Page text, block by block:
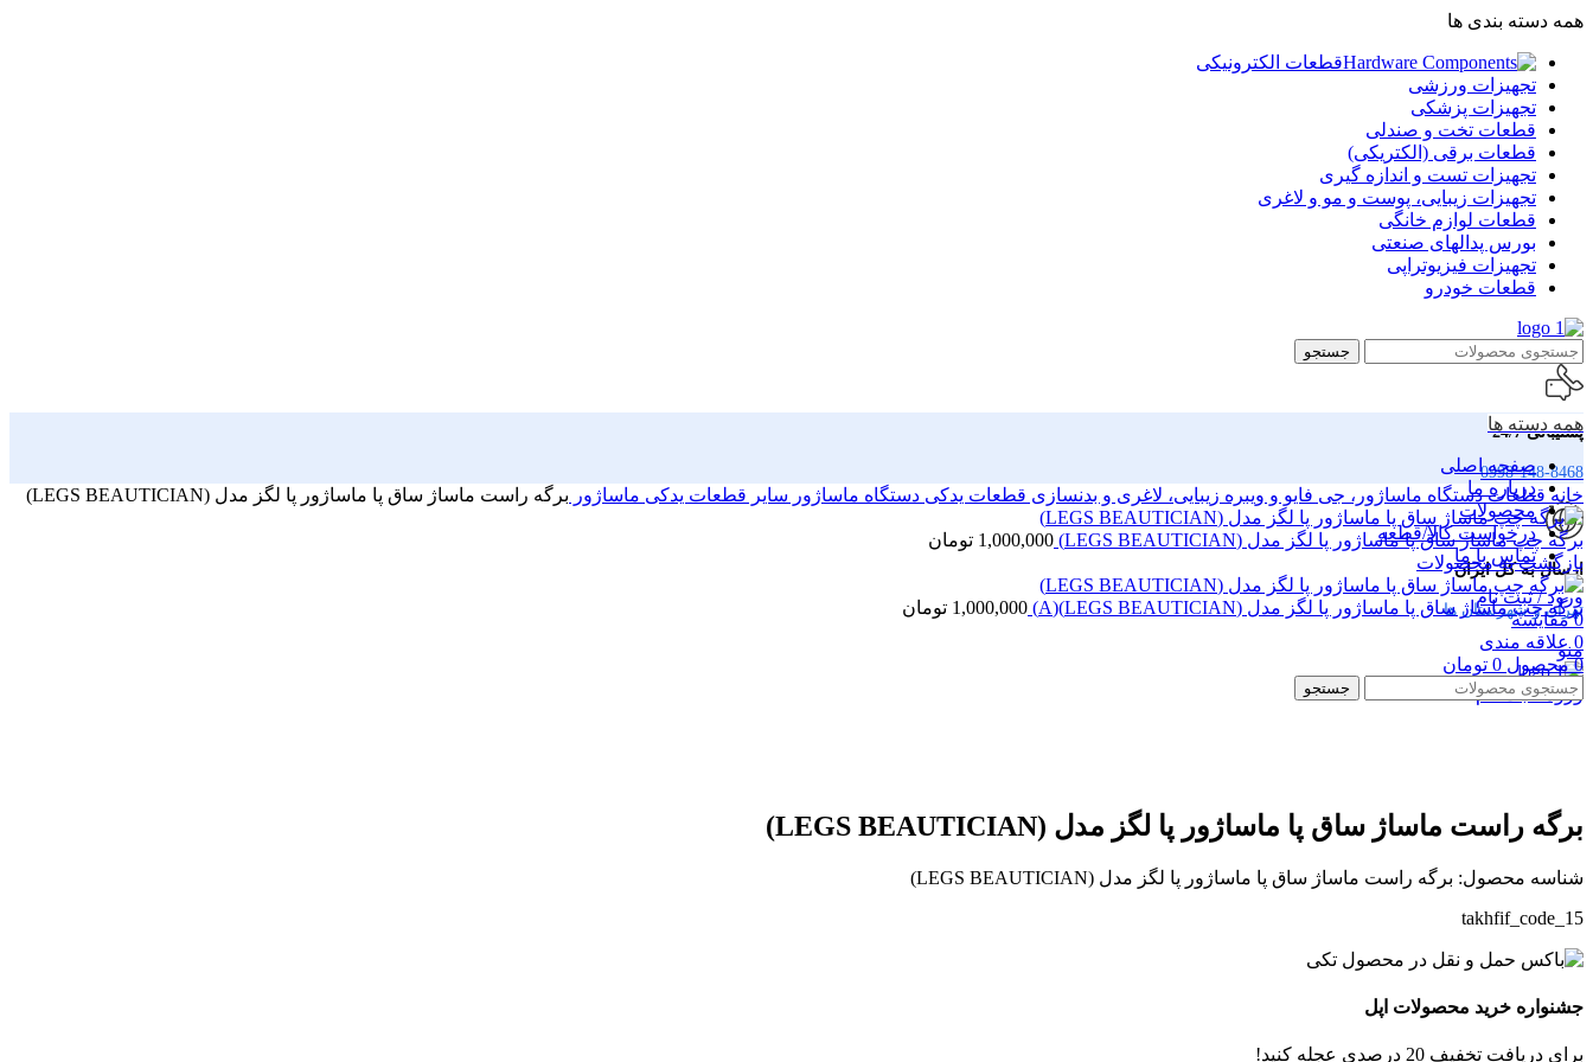
همه دسته بندی ها
قطعات الکترونیکی
تجهیزات ورزشی
تجهیزات پزشکی
قطعات تخت و صندلی
قطعات برقی (الکتریکی)
تجهیزات تست و اندازه گیری
تجهیزات زیبایی، پوست و مو و لاغری
قطعات لوازم خانگی
بورس پدالهای صنعتی
تجهیزات فیزیوتراپی
قطعات خودرو
جستجو
پشتیبانی 24/7
0998-148-8468
ارسال به کل ایران
تهران و شهرستان ها
منو
ورود / ثبت نام
همه دسته ها
صفحه اصلی
درباره ما
محصولات
درخواست کالا/قطعه
تماس با ما
ورود / ثبت نام
0 مقایسه
0 علاقه مندی
0 محصول 0 تومان
جستجو
خانه قطعات دستگاه ماساژور، جی فایو و ویبره زیبایی، لاغری و بدنسازی قطعات یدکی دستگاه ماساژور سایر قطعات یدکی ماساژور برگه راست ماساژ ساق پا ماساژور پا لگز مدل (LEGS BEAUTICIAN)
برگه چپ ماساژ ساق پا ماساژور پا لگز مدل (LEGS BEAUTICIAN) 1,000,000 تومان
بازگشت به محصولات
برگه چپ ماساژ ساق پا ماساژور پا لگز مدل (LEGS BEAUTICIAN)(A) 1,000,000 تومان
برگه راست ماساژ ساق پا ماساژور پا لگز مدل (LEGS BEAUTICIAN)
شناسه محصول: برگه راست ماساژ ساق پا ماساژور پا لگز مدل (LEGS BEAUTICIAN)
takhfif_code_15
جشنواره خرید محصولات اپل
برای دریافت تخفیف 20 درصدی عجله کنید!